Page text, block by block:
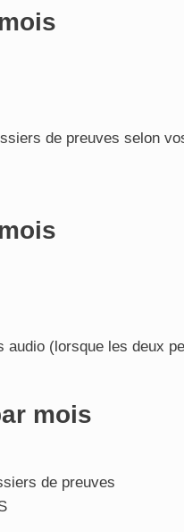
de preuves selon
audio (lorsque les deux
mois
de preuves